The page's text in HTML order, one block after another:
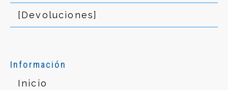
[Devoluciones]
Información
Inicio